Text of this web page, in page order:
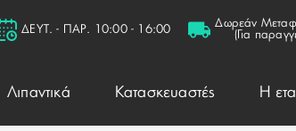
ΔΕΥΤ. - ΠΑΡ. 10:00 - 16:00
Δωρεάν
(Για
Λιπαντικά Κατασκευαστές Η